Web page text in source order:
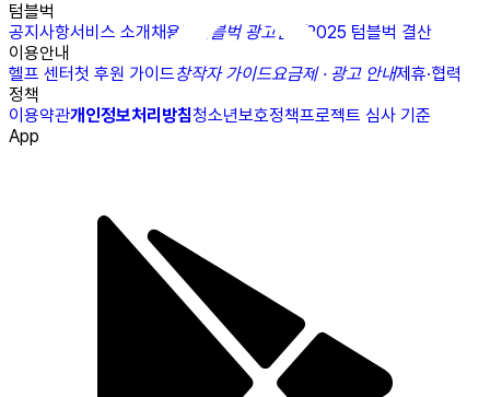
텀블벅
공지사항서비스 소개채용N 텀블벅 광고센터
2025 텀블벅 결산
이용안내
헬프 센터첫 후원 가이드창작자 가이드요금제 · 광고 안내제휴·협력
정책
이용약관개인정보처리방침청소년보호정책프로젝트 심사 기준
App